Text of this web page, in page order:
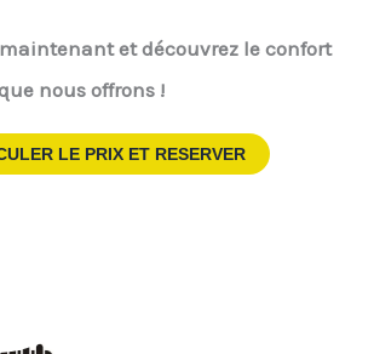
maintenant et découvrez le confort
nous offrons !
LE PRIX ET RESERVER